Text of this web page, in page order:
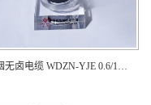
低烟无卤电缆 WDZN-YJE 0.6/1KV 4×120+1×70